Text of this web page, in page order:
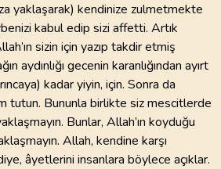
yaklaşarak) kendinize zulmetmekte
kabul edip sizi affetti. Artık
sizin için yazıp takdir etmiş
aydınlığı gecenin karanlığından ayırt
kadar yiyin, için. Sonra da
tutun. Bununla birlikte siz mescitlerde
Bunlar, Allah’ın koyduğu
Allah, kendine karşı
âyetlerini insanlara böylece açıklar.